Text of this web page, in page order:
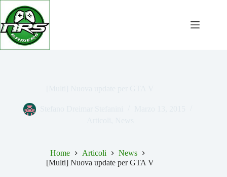
Salta
contenuto
Home Articoli
News
[Multi] Nuova update per GTA V